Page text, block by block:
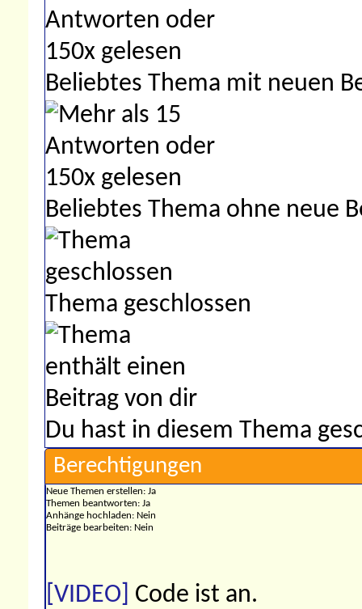
Beliebtes Thema mit neuen
Beliebtes Thema ohne neue
Thema geschlossen
Du hast in diesem Thema
Berechtigungen
Neue Themen erstellen: Ja
Themen beantworten: Ja
Anhänge hochladen: Nein
Beiträge bearbeiten: Nein
[VIDEO] Code ist an.